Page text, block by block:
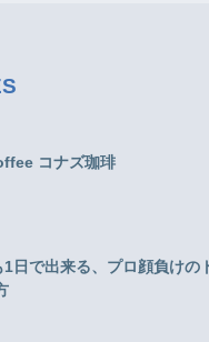
コナズ珈琲
日で出来る、プロ顔負けの